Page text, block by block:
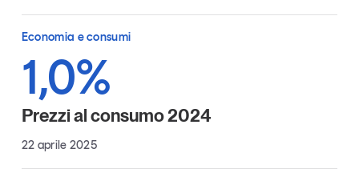
Tendenze Journal
La nostra newsletter nella tua email
Iscriviti
Economia e consumi
1,0%
Prezzi al consumo 2024
22 aprile 2025